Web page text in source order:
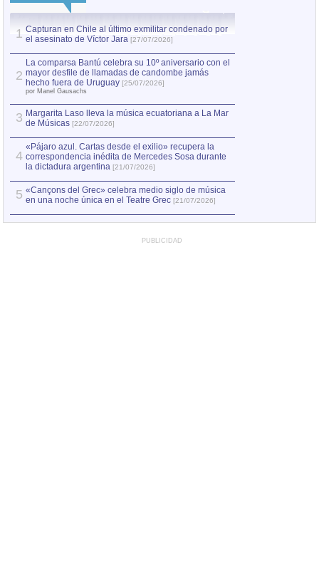
1 Capturan en Chile al último exmilitar condenado por
el asesinato de Víctor Jara [27/07/2026]
2
La comparsa Bantú celebra su 10º aniversario con el
mayor desfile de llamadas de candombe jamás
hecho fuera de Uruguay [25/07/2026]
por Manel Gausachs
3 Margarita Laso lleva la música ecuatoriana a La Mar
de Músicas [22/07/2026]
4
«Pájaro azul. Cartas desde el exilio» recupera la
correspondencia inédita de Mercedes Sosa durante
la dictadura argentina [21/07/2026]
5 «Cançons del Grec» celebra medio siglo de música
en una noche única en el Teatre Grec [21/07/2026]
PUBLICIDAD